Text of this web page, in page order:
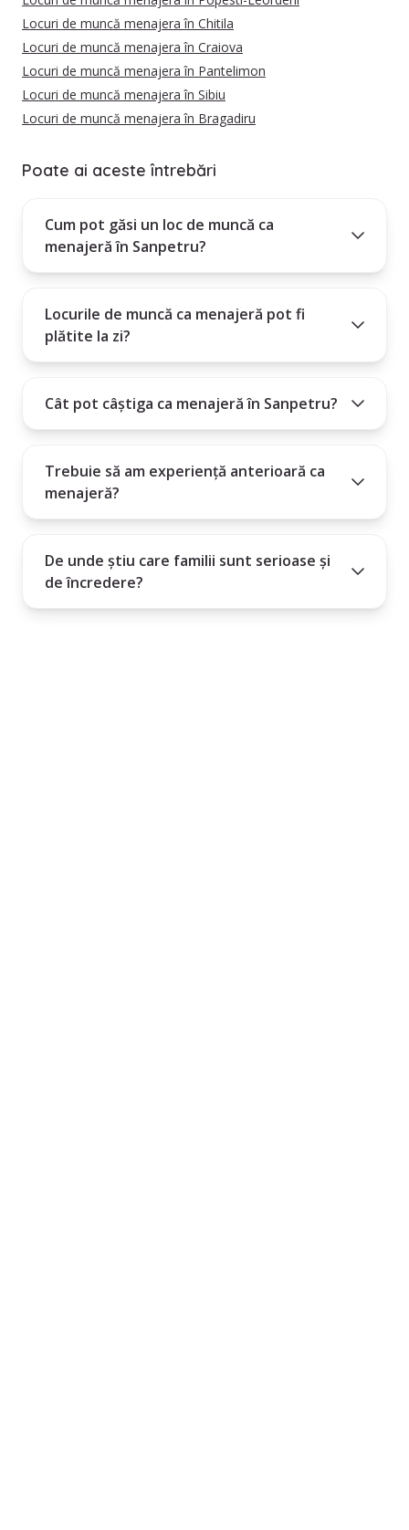
Locuri de muncă menajera în Chitila
Locuri de muncă menajera în Craiova
Locuri de muncă menajera în Pantelimon
Locuri de muncă menajera în Sibiu
Locuri de muncă menajera în Bragadiru
Poate ai aceste întrebări
Cum pot găsi un loc de muncă ca
menajeră în Sanpetru?
Locurile de muncă ca menajeră pot fi
plătite la zi?
Cât pot câștiga ca menajeră în Sanpetru?
Trebuie să am experiență anterioară ca
menajeră?
De unde știu care familii sunt serioase și
de încredere?